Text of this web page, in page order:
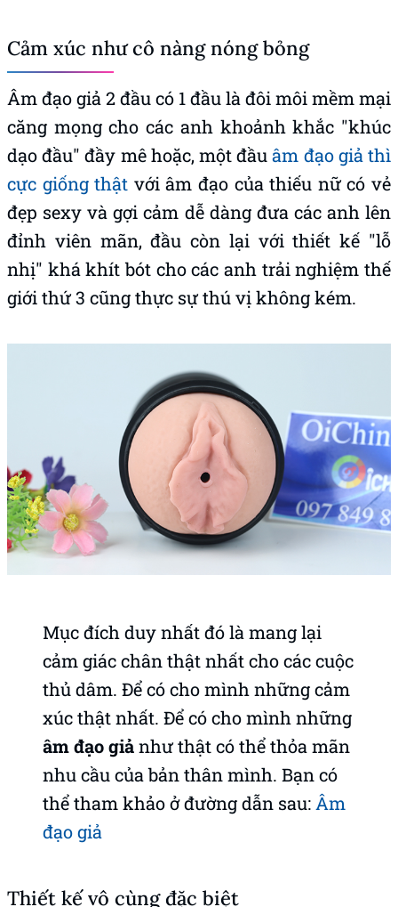
Cảm xúc như cô nàng nóng bỏng
Âm đạo giả 2 đầu có 1 đầu là đôi môi mềm mại
căng mọng cho các anh khoảnh khắc "khúc
dạo đầu" đầy mê hoặc, một đầuâm đạo giả thì
cực giống thật với âm đạo của thiếu nữ có vẻ
đẹp sexy và gợi cảm dễ dàng đưa các anh lên
đỉnh viên mãn, đầu còn lại với thiết kế "lỗ
nhị" khá khít bót cho các anh trải nghiệm thế
giới thứ 3 cũng thực sự thú vị không kém.
Mục đích duy nhất đó là mang lại
cảm giác chân thật nhất cho các cuộc
thủ dâm. Để có cho mình những cảm
xúc thật nhất. Để có cho mình những
âm đạo giảnhư thật có thể thỏa mãn
nhu cầu của bản thân mình. Bạn có
thể tham khảo ở đường dẫn sau: Âm
đạo giả
Thiết kế vô cùng đặc biệt